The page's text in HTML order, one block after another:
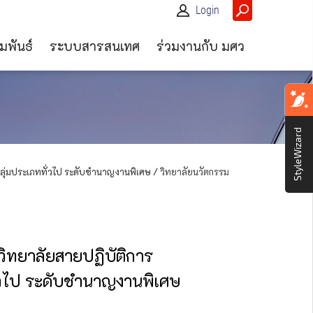
Login
พันธ์ ระบบสารสนเทศ ร่วมงานกับ มศว
มประเภททั่วไป ระดับชำนาญงานพิเศษ /วิทยาลัยนวัตกรรม
ทยาลัยสายปฏิบัติการ
ป ระดับชำนาญงานพิเศษ
StyleWizard